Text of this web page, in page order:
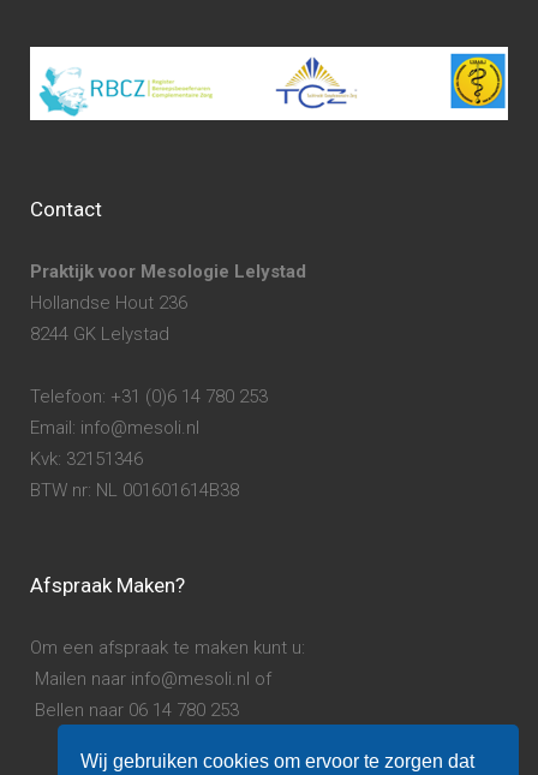
Contact
Praktijk voor Mesologie Lelystad
Hollandse Hout 236
8244 GK Lelystad
Telefoon: +31 (0)6 14 780 253
Email: info@mesoli.nl
Kvk: 32151346
BTW nr: NL 001601614B38
Afspraak Maken?
Om een afspraak te maken kunt u:
Mailen naar info@mesoli.nl of
Bellen naar 06 14 780 253
Wij gebruiken cookies om ervoor te zorgen dat